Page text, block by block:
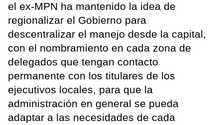
el ex-MPN ha mantenido la idea de
regionalizar el Gobierno para
descentralizar el manejo desde la capital,
con el nombramiento en cada zona de
delegados que tengan contacto
permanente con los titulares de los
ejecutivos locales, para que la
administración en general se pueda
adaptar a las necesidades de cada